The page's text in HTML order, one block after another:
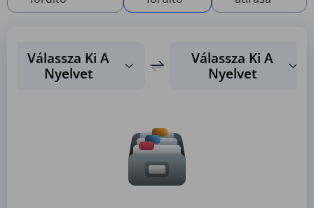
Válassza Ki A
Nyelvet
Válassza Ki A
Nyelvet